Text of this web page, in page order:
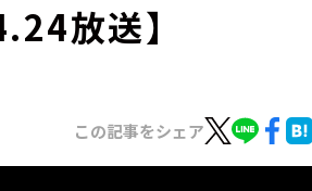
放送】
この記事をシェア